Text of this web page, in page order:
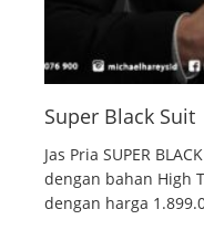
Super Black Suit
Jas Pria SUPER
dengan bahan High
dengan harga